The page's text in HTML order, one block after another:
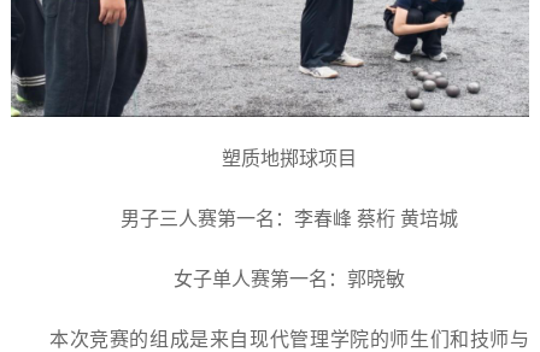
塑质地掷球项目
男子三人赛第一名：李春峰 蔡桁 黄培城
女子单人赛第一名：郭晓敏
本次竞赛的组成是来自现代管理学院的师生们和技师与